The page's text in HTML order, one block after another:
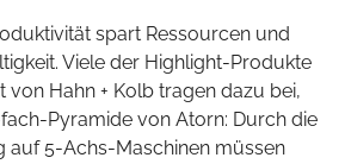
spart Ressourcen und
Viele der Highlight-Produkte
von Hahn + Kolb tragen dazu bei,
Pyramide von Atorn: Durch die
auf 5-Achs-Maschinen müssen